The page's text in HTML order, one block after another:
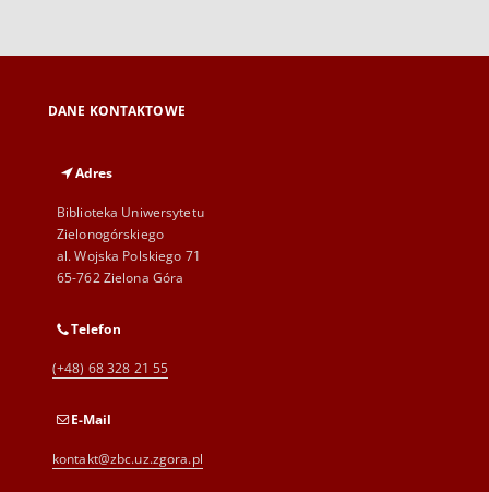
DANE KONTAKTOWE
Adres
Biblioteka Uniwersytetu
Zielonogórskiego
al. Wojska Polskiego 71
65-762 Zielona Góra
Telefon
(+48) 68 328 21 55
E-Mail
kontakt@zbc.uz.zgora.pl